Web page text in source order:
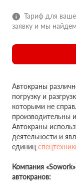
Тариф для
заявку и мы
Автокраны
погрузку и
которыми не
производительны
Автокраны
деятельности и
единиц
Компания
автокранов: